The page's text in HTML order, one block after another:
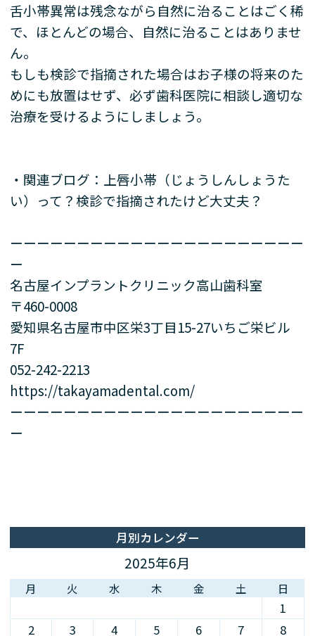
舌小帯異常は残念ながら自然に治ることはごく稀
で、ほとんどの場合、自然に治ることはありませ
ん。
もしも検診で指摘された場合はお子様の将来のた
めにも放置はせず、必ず歯科医院に相談し適切な
治療を受けるようにしましょう。
・関連ブログ： 上唇小帯（じょうしんしょうた
い）って？検診で指摘されたけど大丈夫？
ーーーーーーーーーーーーーーーーーーーーーー
ー
名古屋インプラントクリニック高山歯科室
〒460-0008
愛知県名古屋市中区栄3丁目15-27いちご栄ビル
7F
052-242-2213
https://takayamadental.com/
ーーーーーーーーーーーーーーーーーーーーーー
ー
月別カレンダー
2025年6月
月 火 水 木 金 土 日
1
2
3 4 5 6 7
8